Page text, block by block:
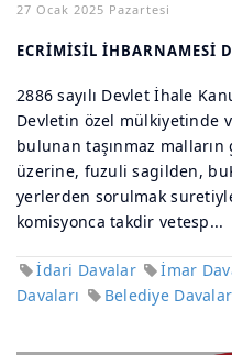
27 Ocak 2025 Pazartesi
ECRİMİSİL İHBARNAMESİ
2886 sayılı Devlet İhale
Devletin özel mülkiyetinde
bulunan taşınmaz
üzerine, fuzuli sagilden,
yerlerden sorulmak
komisyonca takdir vetesp...
İdari Davalar İmar
Davaları
Belediye